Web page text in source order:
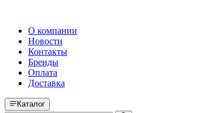
О компании
Новости
Контакты
Бренды
Оплата
Доставка
Каталог